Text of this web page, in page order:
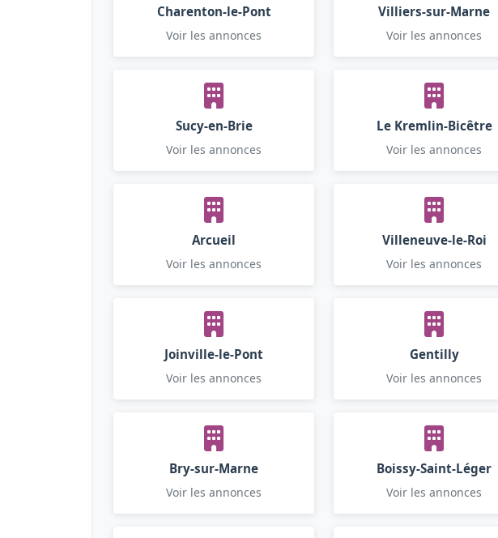
Charenton-le-Pont
Voir les annonces
Villiers-sur-Marne
Voir les annonces
Sucy-en-Brie
Voir les annonces
Le Kremlin-Bicêtre
Voir les annonces
Arcueil
Voir les annonces
Villeneuve-le-Roi
Voir les annonces
Joinville-le-Pont
Voir les annonces
Gentilly
Voir les annonces
Bry-sur-Marne
Voir les annonces
Boissy-Saint-Léger
Voir les annonces